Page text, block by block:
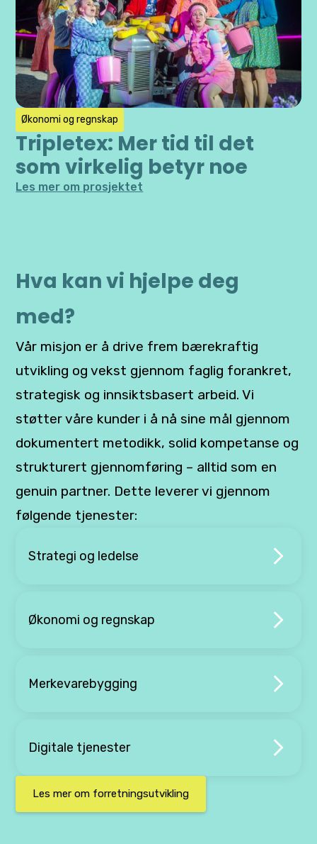
Økonomi og regnskap
Tripletex: Mer tid til det
som virkelig betyr noe
Les mer om prosjektet
Hva kan vi hjelpe deg
med?
Vår misjon er å drive frem bærekraftig
utvikling og vekst gjennom faglig forankret,
strategisk og innsiktsbasert arbeid. Vi
støtter våre kunder i å nå sine mål gjennom
dokumentert metodikk, solid kompetanse og
strukturert gjennomføring – alltid som en
genuin partner. Dette leverer vi gjennom
følgende tjenester:
Strategi og ledelse
Økonomi og regnskap
Merkevarebygging
Digitale tjenester
Les mer om forretningsutvikling